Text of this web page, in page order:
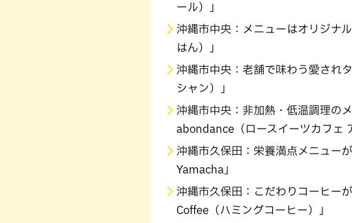
ール）」
沖縄市中央：メニューはオリジナ
はん）」
沖縄市中央：老舗で味わう愛され
シャン）」
沖縄市中央：非加熱・低温調理の
abondance（ロースイーツカフェ
沖縄市久保田：栄養満点メニュー
Yamacha」
沖縄市久保田：こだわりコーヒー
Coffee（ハミングコーヒー）」